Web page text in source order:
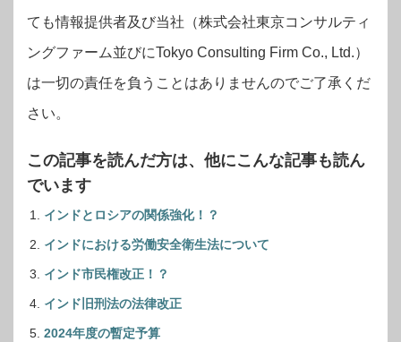
ても情報提供者及び当社（株式会社東京コンサルティ
ングファーム並びにTokyo Consulting Firm Co., Ltd.）
は一切の責任を負うことはありませんのでご了承くだ
さい。
この記事を読んだ方は、他にこんな記事も読ん
でいます
インドとロシアの関係強化！？
インドにおける労働安全衛生法について
インド市民権改正！？
インド旧刑法の法律改正
2024年度の暫定予算